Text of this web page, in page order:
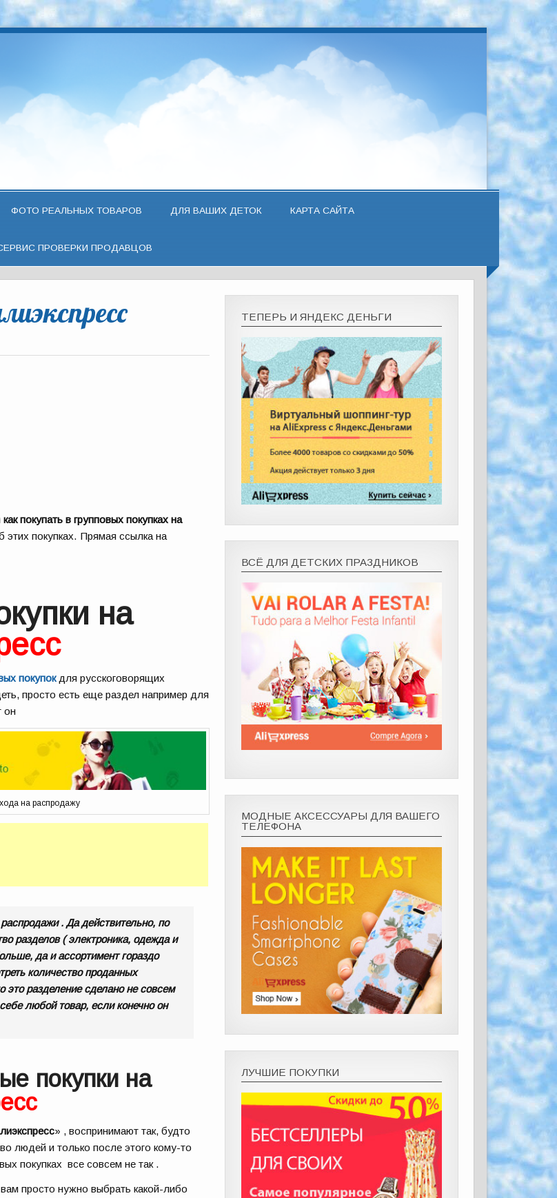
ФОТО РЕАЛЬНЫХ ТОВАРОВ ДЛЯ ВАШИХ ДЕТОК КАРТА САЙТА
ПРОВЕРКИ ПРОДАВЦОВ
как покупать в групповых покупках на
покупках. Прямая ссылка на
на
покупокдля русскоговорящих
просто есть еще раздел например для
он
на распродажу
. Да действительно, по
разделов ( электроника, одежда и
да и ассортимент гораздо
количество проданных
это разделение сделано не совсем
любой товар, если конечно он
покупки на
» , воспринимают так, будто
людей и только после этого кому-то
покупках все совсем не так .
просто нужно выбрать какой-либо
ТЕПЕРЬ И ЯНДЕКС ДЕНЬГИ
ВСЁ ДЛЯ ДЕТСКИХ ПРАЗДНИКОВ
МОДНЫЕ АКСЕССУАРЫ ДЛЯ ВАШЕГО
ТЕЛЕФОНА
ЛУЧШИЕ ПОКУПКИ